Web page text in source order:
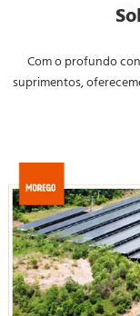
Com o profundo
suprimentos,